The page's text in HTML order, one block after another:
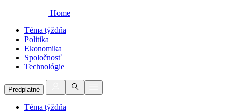
Home
Téma týždňa
Politika
Ekonomika
Spoločnosť
Technológie
Predplatné
Téma týždňa